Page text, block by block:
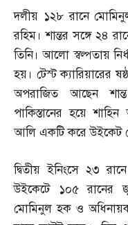
দলীয় ১২৮ রানে
রহিম। শান্তর সঙ্গে ২৪
তিনি। আলো স্বল্পতায়
হয়। টেস্ট ক্যারিয়ারের
অপরাজিত আছেন
পাকিস্তানের হয়ে শাহিন
আলি একটি করে উইকেট
দ্বিতীয় ইনিংসে ২৩
উইকেটে ১০৫ রানের
মোমিনুল হক ও